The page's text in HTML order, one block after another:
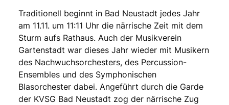
Traditionell beginnt in Bad Neustadt jedes Jahr
am 11.11. um 11:11 Uhr die närrische Zeit mit dem
Sturm aufs Rathaus. Auch der Musikverein
Gartenstadt war dieses Jahr wieder mit Musikern
des Nachwuchsorchesters, des Percussion-
Ensembles und des Symphonischen
Blasorchester dabei. Angeführt durch die Garde
der KVSG Bad Neustadt zog der närrische Zug